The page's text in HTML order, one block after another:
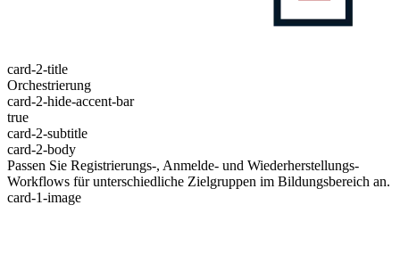
card-2-title
Orchestrierung
card-2-hide-accent-bar
true
card-2-subtitle
card-2-body
Passen Sie Registrierungs-, Anmelde- und Wiederherstellungs-
Workflows für unterschiedliche Zielgruppen im Bildungsbereich an.
card-1-image